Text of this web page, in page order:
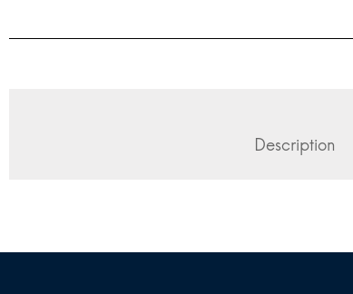
Description